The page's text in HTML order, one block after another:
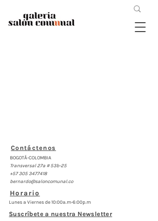
Contáctenos
BOGOTÁ-COLOMBIA
Transversal 27a # 53b-25
+57 305 3477418
bernardo@saloncomunal.co
Horario
Lunes a Viernes de 10:00a.m-6:00p.m
Suscríbete a nuestra Newsletter